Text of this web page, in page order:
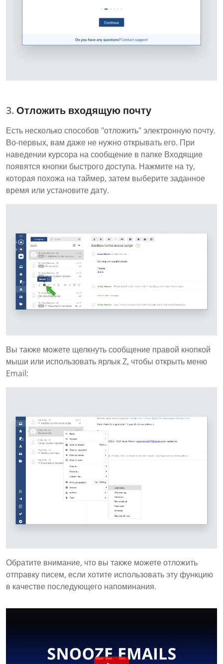
Отложить входящую почту
Есть несколько способов "отложить" электронную почту.
Во-первых, вам даже не нужно открывать его. При
наведении курсора на сообщение в папке Входящие
появятся кнопки быстрого доступа. Нажмите на ту,
которая похожа на таймер, затем выберите заданное
время или установите дату.
Вы также можете щелкнуть сообщение правой кнопкой
мыши или использовать ярлык Z, чтобы открыть меню
Email:
Обратите внимание, что вы также можете отложить
отправку писем, если хотите использовать эту функцию
в качестве последующего напоминания.